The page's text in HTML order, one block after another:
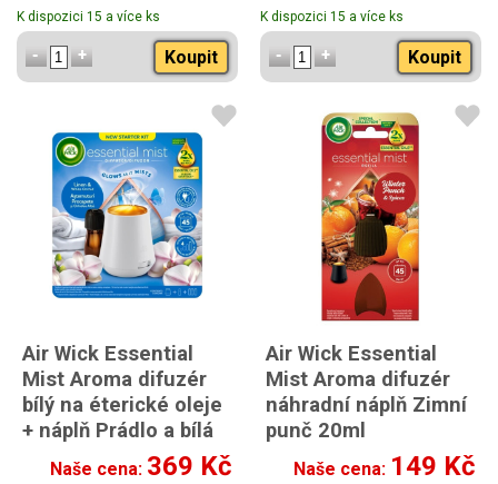
K dispozici 15 a více ks
Koupit
K dispozici 15 a více ks
Koupit
Air Wick Essential
Mist Aroma difuzér
bílý na éterické oleje
+ náplň Prádlo a bílá
orchidej 20ml
Naše cena: 369 Kč
Air Wick Essential
Mist Aroma difuzér
náhradní náplň Zimní
punč 20ml
Naše cena: 149 Kč